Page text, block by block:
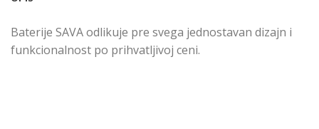
Baterije SAVA odlikuje pre svega jednostavan dizajn i
funkcionalnost po prihvatljivoj ceni.